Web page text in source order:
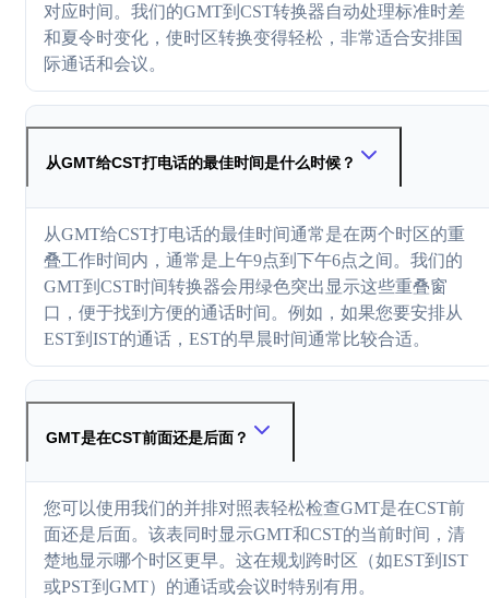
对应时间。我们的GMT到CST转换器自动处理标准时差
和夏令时变化，使时区转换变得轻松，非常适合安排国
际通话和会议。
从GMT给CST打电话的最佳时间是什么时候？
从GMT给CST打电话的最佳时间通常是在两个时区的重
叠工作时间内，通常是上午9点到下午6点之间。我们的
GMT到CST时间转换器会用绿色突出显示这些重叠窗
口，便于找到方便的通话时间。例如，如果您要安排从
EST到IST的通话，EST的早晨时间通常比较合适。
GMT是在CST前面还是后面？
您可以使用我们的并排对照表轻松检查GMT是在CST前
面还是后面。该表同时显示GMT和CST的当前时间，清
楚地显示哪个时区更早。这在规划跨时区（如EST到IST
或PST到GMT）的通话或会议时特别有用。